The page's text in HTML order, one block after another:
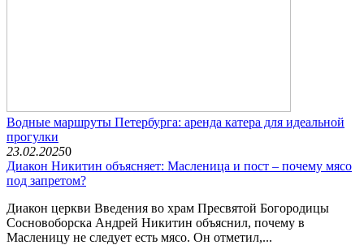
Водные маршруты Петербурга: аренда катера для идеальной
прогулки
23.02.20250
Диакон Никитин объясняет: Масленица и пост – почему мясо
под запретом?
Диакон церкви Введения во храм Пресвятой Богородицы
Сосновоборска Андрей Никитин объяснил, почему в
Масленицу не следует есть мясо. Он отметил,...